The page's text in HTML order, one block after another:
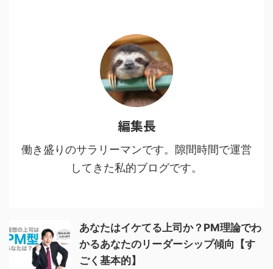
鬼である人間を切りながらも尊重
し、その先をあり方を強烈に訴え
編集長
働き盛りのサラリーマンです。隙間時間で運営
してきた私的ブログです。
あなたはイケてる上司か？PM理論でわ
かるあなたのリーダーシップ傾向【す
ごく基本的】